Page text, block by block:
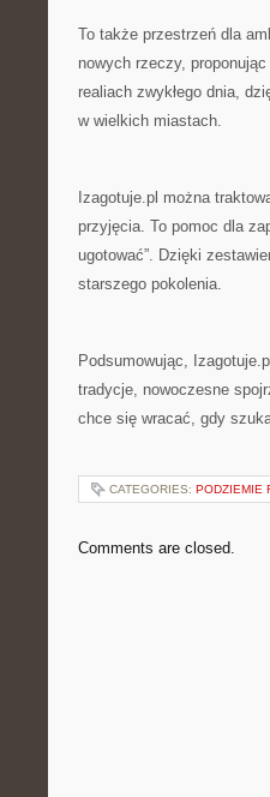
To także przestrzeń dla
nowych rzeczy,
realiach zwykłego dnia,
w wielkich miastach.
Izagotuje.pl można
przyjęcia. To pomoc dla
ugotować”. Dzięki
starszego pokolenia.
Podsumowując,
tradycje, nowoczesne
chce się wracać, gdy
CATEGORIES: PODZIEMIE
Comments are closed.